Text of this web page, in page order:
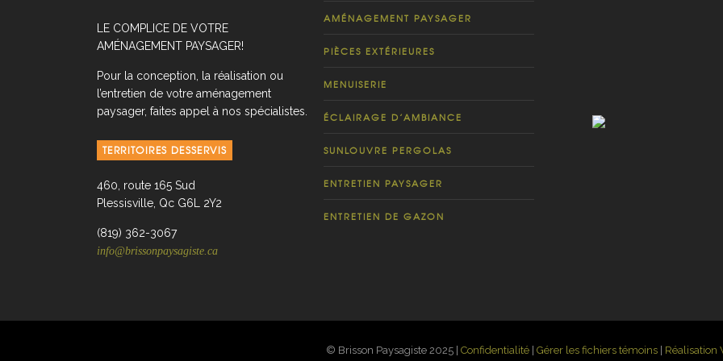
LE COMPLICE DE VOTRE
AMÉNAGEMENT PAYSAGER!
Pour la conception, la réalisation ou
l’entretien de votre aménagement
paysager, faites appel à nos spécialistes.
TERRITOIRES DESSERVIS
460, route 165 Sud
Plessisville, Qc G6L 2Y2
(819) 362-3067
info@brissonpaysagiste.ca
AMÉNAGEMENT PAYSAGER
PIÈCES EXTÉRIEURES
MENUISERIE
ÉCLAIRAGE D’AMBIANCE
SUNLOUVRE PERGOLAS
ENTRETIEN PAYSAGER
ENTRETIEN DE GAZON
Cour arrière - Piscine & spa
© Brisson Paysagiste 2025 | Confidentialité Gérer les fichiers témoins Réalisation